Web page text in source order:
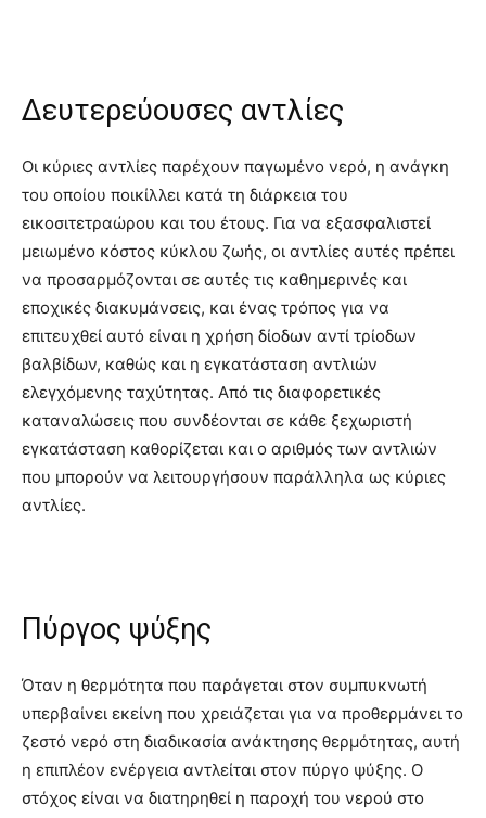
Δευτερεύουσες αντλίες
Οι κύριες αντλίες παρέχουν παγωμένο νερό, η ανάγκη
του οποίου ποικίλλει κατά τη διάρκεια του
εικοσιτετραώρου και του έτους. Για να εξασφαλιστεί
μειωμένο κόστος κύκλου ζωής, οι αντλίες αυτές πρέπει
να προσαρμόζονται σε αυτές τις καθημερινές και
εποχικές διακυμάνσεις, και ένας τρόπος για να
επιτευχθεί αυτό είναι η χρήση δίοδων αντί τρίοδων
βαλβίδων, καθώς και η εγκατάσταση αντλιών
ελεγχόμενης ταχύτητας. Από τις διαφορετικές
καταναλώσεις που συνδέονται σε κάθε ξεχωριστή
εγκατάσταση καθορίζεται και ο αριθμός των αντλιών
που μπορούν να λειτουργήσουν παράλληλα ως κύριες
αντλίες.
Πύργος ψύξης
Όταν η θερμότητα που παράγεται στον συμπυκνωτή
υπερβαίνει εκείνη που χρειάζεται για να προθερμάνει το
ζεστό νερό στη διαδικασία ανάκτησης θερμότητας, αυτή
η επιπλέον ενέργεια αντλείται στον πύργο ψύξης. Ο
στόχος είναι να διατηρηθεί η παροχή του νερού στο